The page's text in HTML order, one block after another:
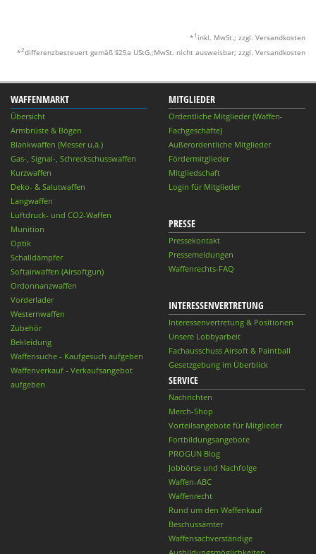
* 1 inkl. MwSt.; zzgl. Versandkosten
*2differenzbesteuert gemäß §25a UStG.;MwSt. nicht ausweisbar; zzgl. Versandkosten
WAFFENMARKT
Übersicht
Armbrüste & Bögen
Blankwaffen (Messer u.ä.)
Gas-, Signal-, Schreckschusswaffen
Kurzwaffen
Deko- & Salutwaffen
Langwaffen
Luftdruck- und CO2-Waffen
Munition
Optik
Schalldämpfer
Softairwaffen (Airsoftgun)
Ordonnanzwaffen
Vorderlader
Westernwaffen
Zubehör
Bekleidung
Waffensuche - Kaufgesuch aufgeben
Waffenverkauf - Verkaufsangebot
aufgeben
MITGLIEDER
Ordentliche Mitglieder (Waffen-
Fachgeschäfte)
Außerordentliche Mitglieder
Fördermitglieder
Mitgliedschaft
Login für Mitglieder
PRESSE
Pressekontakt
Pressemeldungen
Waffenrechts-FAQ
INTERESSENVERTRETUNG
Interessenvertretung & Positionen
Unsere Lobbyarbeit
Fachausschuss Airsoft & Paintball
Gesetzgebung im Überblick
SERVICE
Nachrichten
Merch-Shop
Vorteilsangebote für Mitglieder
Fortbildungsangebote
PROGUN Blog
Jobbörse und Nachfolge
Waffen-ABC
Waffenrecht
Rund um den Waffenkauf
Beschussämter
Waffensachverständige